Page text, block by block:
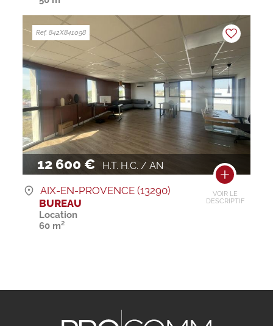
12 600 € H.T. H.C. / AN
VOIR LE
DESCRIPTIF
Ref. 842X841098
AIX-EN-PROVENCE (13290)
BUREAU
Location
60 m²